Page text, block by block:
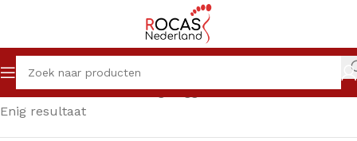
Home Winkel Producten getagged “french”
Enig resultaat